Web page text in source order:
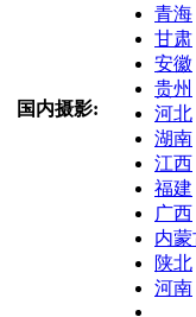
国内摄影:
青海
甘肃
安徽
贵州
河北
湖南
江西
福建
广西
内
陕北
河南